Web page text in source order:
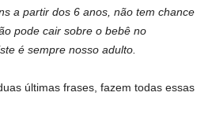
a partir dos 6 anos, não tem chance
pode cair sobre o bebê no
é sempre nosso adulto.
últimas frases, fazem todas essas